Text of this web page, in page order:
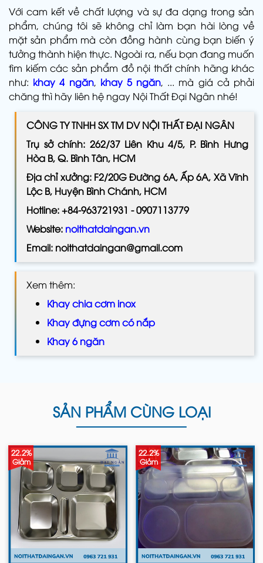
Với cam kết về chất lượng và sự đa dạng trong sản
phẩm, chúng tôi sẽ không chỉ làm bạn hài lòng về
mặt sản phẩm mà còn đồng hành cùng bạn biến ý
tưởng thành hiện thực. Ngoài ra, nếu bạn đang muốn
tìm kiếm các sản phẩm đồ nội thất chính hãng khác
như: khay 4 ngăn, khay 5 ngăn, ... mà giá cả phải
chăng thì hãy liên hệ ngay Nội Thất Đại Ngân nhé!
CÔNG TY TNHH SX TM DV NỘI THẤT ĐẠI NGÂN
Trụ sở chính: 262/37 Liên Khu 4/5, P. Bình Hưng
Hòa B, Q. Bình Tân, HCM
Địa chỉ xưởng: F2/20G Đường 6A, Ấp 6A, Xã Vĩnh
Lộc B, Huyện Bình Chánh, HCM
Hotline: +84-963721931 - 0907113779
Website: noithatdaingan.vn
Email: noithatdaingan@gmail.com
Xem thêm:
Khay chia cơm inox
Khay đựng cơm có nắp
Khay 6 ngăn
SẢN PHẨM CÙNG LOẠI
22.2%
Giảm
22.2%
Giảm